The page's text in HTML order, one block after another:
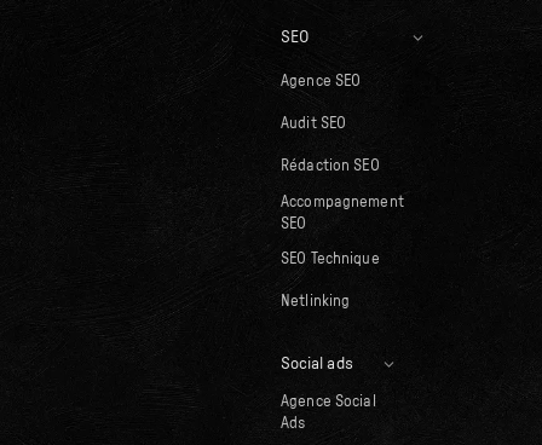
SEO
Agence SEO
Audit SEO
Rédaction SEO
Accompagnement
SEO
SEO Technique
Netlinking
Social ads
Agence Social
Ads